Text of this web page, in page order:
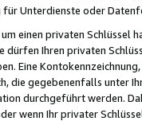
Unterdienste oder
einen privaten
dürfen Ihren privaten
Eine
die gegebenenfalls unter
durchgeführt werden.
wenn Ihr privater